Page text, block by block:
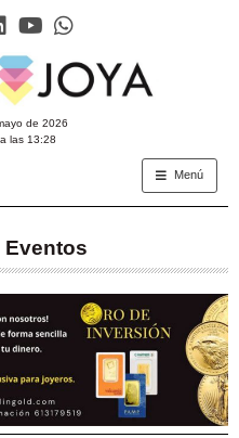
de 2026
a las 13:28
Menú
Eventos